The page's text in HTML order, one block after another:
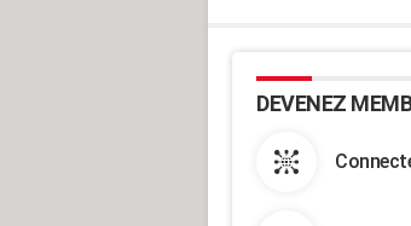
DEVENEZ